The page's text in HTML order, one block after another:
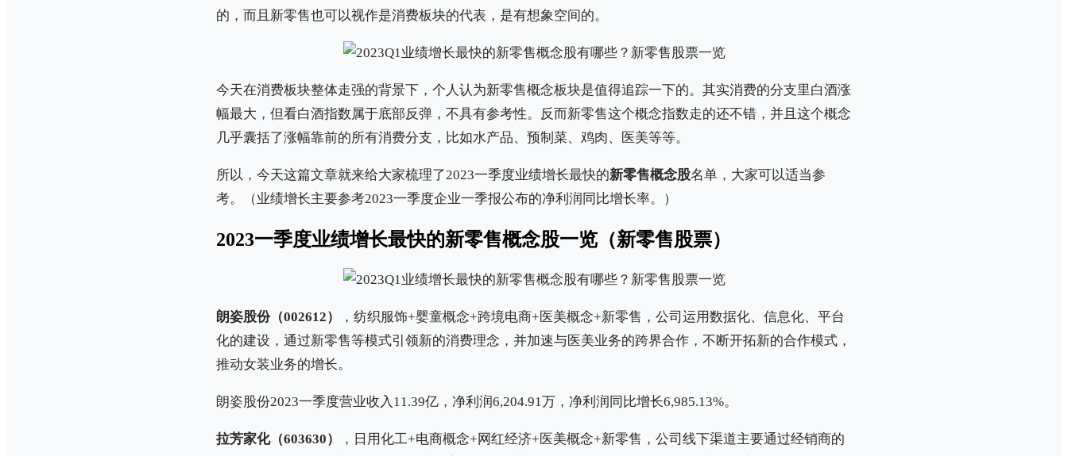
的，而且新零售也可以视作是消费板块的代表，是有想象空间的。
今天在消费板块整体走强的背景下，个人认为新零售概念板块是值得追踪一下的。其实消费的分支里白酒涨
幅最大，但看白酒指数属于底部反弹，不具有参考性。反而新零售这个概念指数走的还不错，并且这个概念
几乎囊括了涨幅靠前的所有消费分支，比如水产品、预制菜、鸡肉、医美等等。
所以，今天这篇文章就来给大家梳理了2023一季度业绩增长最快的新零售概念股名单，大家可以适当参
考。（业绩增长主要参考2023一季度企业一季报公布的净利润同比增长率。）
2023一季度业绩增长最快的新零售概念股一览（新零售股票）
朗姿股份（002612）
，纺织服饰+婴童概念+跨境电商+医美概念+新零售，公司运用数据化、信息化、平台
化的建设，通过新零售等模式引领新的消费理念，并加速与医美业务的跨界合作，不断开拓新的合作模式，
推动女装业务的增长。
朗姿股份2023一季度营业收入11.39亿，净利润6,204.91万，净利润同比增长6,985.13%。
拉芳家化（603630）
，日用化工+电商概念+网红经济+医美概念+新零售，公司线下渠道主要通过经销商的